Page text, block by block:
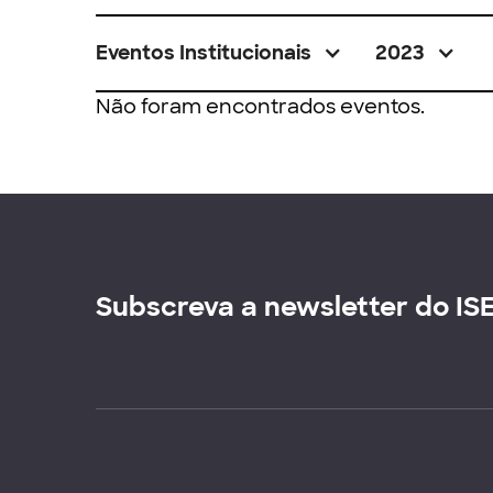
Eventos Institucionais 2023
Não foram encontrados eventos.
Subscreva a newsletter do